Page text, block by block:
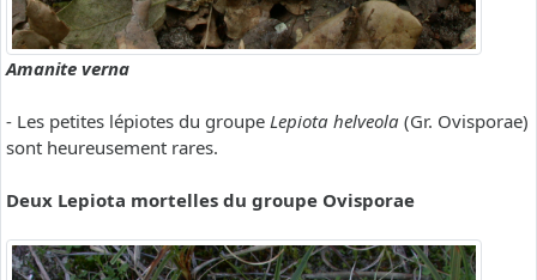
Amanite verna
- Les petites lépiotes du groupe Lepiota helveola (Gr. Ovisporae)
sont heureusement rares.
Deux Lepiota mortelles du groupe Ovisporae